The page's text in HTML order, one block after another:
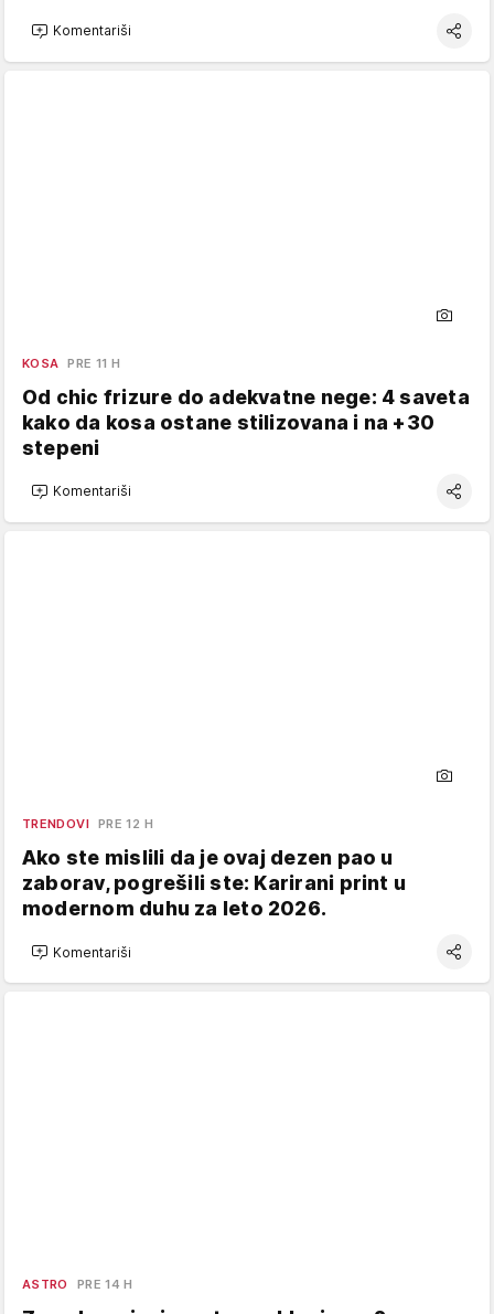
Komentariši
KOSA PRE 11 H
Od chic frizure do adekvatne nege: 4 saveta
kako da kosa ostane stilizovana i na +30
stepeni
Komentariši
TRENDOVI PRE 12 H
Ako ste mislili da je ovaj dezen pao u
zaborav, pogrešili ste: Karirani print u
modernom duhu za leto 2026.
Komentariši
ASTRO PRE 14 H